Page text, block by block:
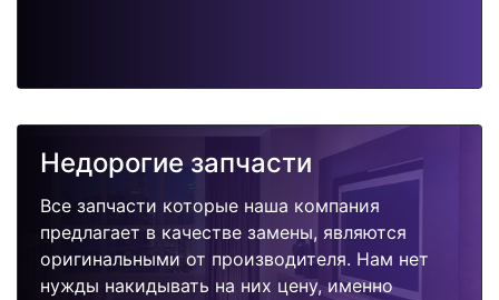
Недорогие запчасти
Все запчасти которые наша компания
предлагает в качестве замены, являются
оригинальными от производителя. Нам нет
нужды накидывать на них цену, именно